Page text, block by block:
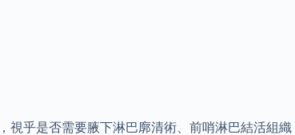
視乎是否需要腋下淋巴廓清術、前哨淋巴結活組織